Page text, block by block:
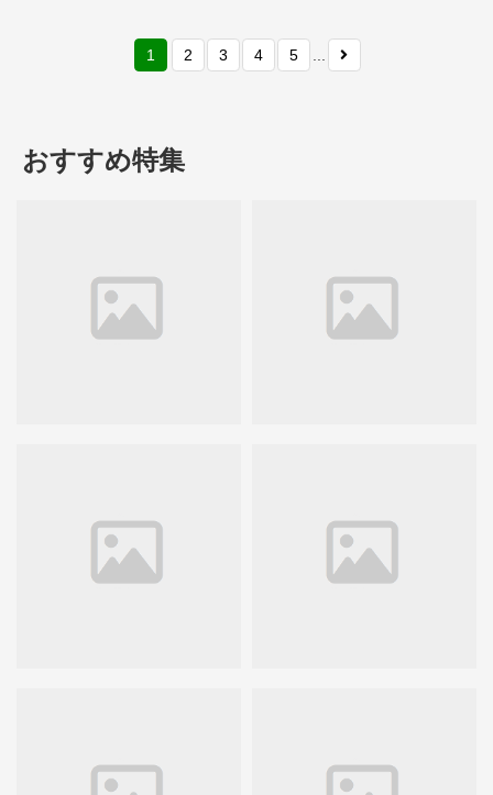
1 2 3 4 5
おすすめ特集